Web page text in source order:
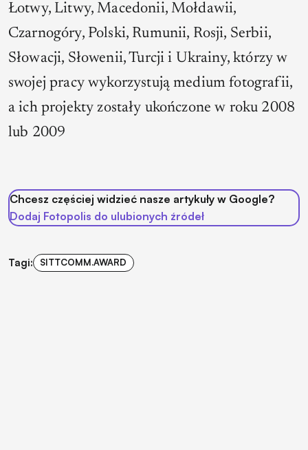
Łotwy, Litwy, Macedonii, Mołdawii,
Czarnogóry, Polski, Rumunii, Rosji, Serbii,
Słowacji, Słowenii, Turcji i Ukrainy, którzy w
swojej pracy wykorzystują medium fotografii,
a ich projekty zostały ukończone w roku 2008
lub 2009
Chcesz częściej widzieć nasze artykuły w Google?
Dodaj Fotopolis do ulubionych źródeł
Tagi: SITTCOMM.AWARD